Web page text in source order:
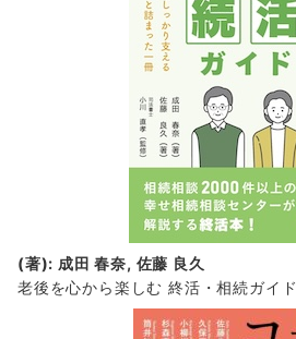
(著): 成田 春奈, 佐藤 良久
老後を心から楽しむ 終活・相続ガイド